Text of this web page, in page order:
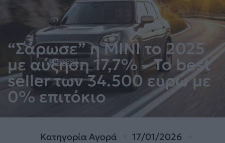
“Σάρωσε” η MINI το 2025
με αύξηση 17,7% – Το best
seller των 34.500 ευρώ με
0% επιτόκιο
ΚατηγορίαΑγορά
17/01/2026